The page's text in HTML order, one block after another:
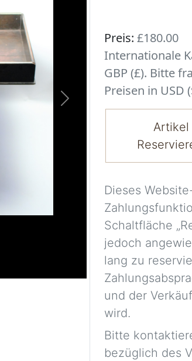
Next
Preis: £180.00
Internationale
GBP (£). Bitte
Preisen in USD
Artikel
Dieses
Schaltfläche
jedoch
lang zu
und der
wird.
Bitte
bezüglich des